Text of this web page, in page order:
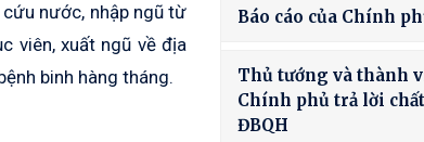
nước, nhập ngũ từ
viên, xuất ngũ về địa
binh hàng tháng.
Báo cáo của Chính
Thủ tướng và thành
Chính phủ trả lời
ĐBQH